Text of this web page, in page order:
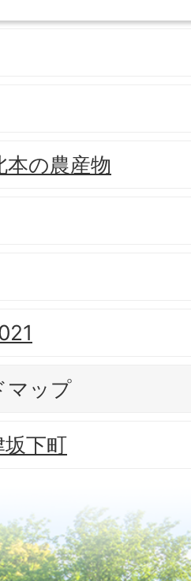
の農産物
マップ
下町